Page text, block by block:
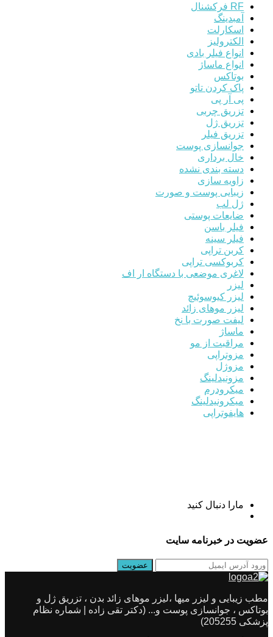
RF فرکشنال
آمبدینگ
اسکارلت
الکترولیز
انواع فیلر بادی
انواع ماساژ
بوتاکس
پاک کردن تاتو
پی آر پی
تزریق چربی
تزریق ژل
تزریق فیلر
جوانسازی پوست
خال برداری
دسته بندی نشده
زاویه سازی
زیبایی پوست و صورت
ژل لب
ضایعات پوستی
فیلر باسن
فیلر سینه
کربن تراپی
کربوکسی تراپی
لاغری موضعی با دستگاه ار اف
لیزر
لیزر کیوسوئیچ
لیزر موهای زائد
لیفت صورت با نخ
ماساژ
مراقبت از مو
مزوتراپی
مزوژل
مزونیدلینگ
میکرودرم
میکرونیدلینگ
هایفوتراپی
مارا دنبال کنید
عضویت در خبرنامه سایت
مطب زیبایی و لیزر میها ،لیزر موهای زائد بدن ، تزریق ژل و
بوتاکس ، جوانسازی پوست و... (دکتر تقی زاده | شماره نظام
پزشکی 205255)